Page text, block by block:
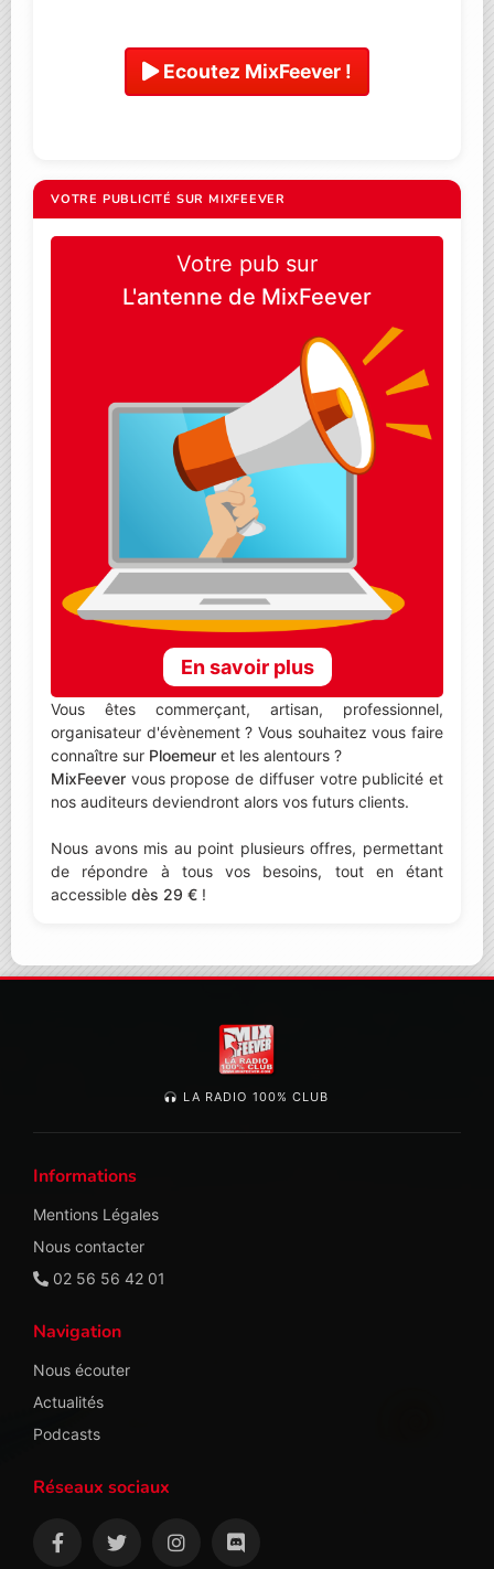
Ecoutez MixFeever !
VOTRE PUBLICITÉ SUR MIXFEEVER
Votre pub sur
L'antenne de MixFeever
En savoir plus
Vous êtes commerçant, artisan, professionnel,
organisateur d'évènement ? Vous souhaitez vous faire
connaître sur Ploemeur et les alentours ?
MixFeever vous propose de diffuser votre publicité et
nos auditeurs deviendront alors vos futurs clients.
Nous avons mis au point plusieurs offres, permettant
de répondre à tous vos besoins, tout en étant
accessible dès 29 € !
LA RADIO 100% CLUB
Informations
Mentions Légales
Nous contacter
02 56 56 42 01
Navigation
Nous écouter
Actualités
Podcasts
Réseaux sociaux